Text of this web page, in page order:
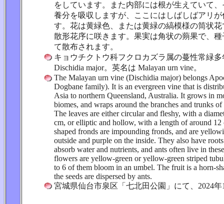
をしています。また内部には根が生えていて
養分を吸収しますが、ここにはしばしばアリ
す。花は黄緑色、または黄緑の縞模様の筒状
散形花序に咲きます。果実は角状の蒴果で、
て散布されます。
キョウチクトウ科フクロカズラ属の蔓性常緑
Dischidia major。英名は Malayan urn vine。
The Malayan urn vine (Dischidia major) belongs
Dogbane family). It is an evergreen vine that is
Asia to northern Queensland, Australia. It grows in
biomes, and wraps around the branches and trunks of
The leaves are either circular and fleshy, with a
cm, or elliptic and hollow, with a length of around 12
shaped fronds are impounding fronds, and are
outside and purple on the inside. They also have
absorb water and nutrients, and ants often live in
flowers are yellow-green or yellow-green striped
to 6 of them bloom in an umbel. The fruit is a horn-
the seeds are dispersed by ants.
宮城県仙台市泉区「七北田公園」にて、2024